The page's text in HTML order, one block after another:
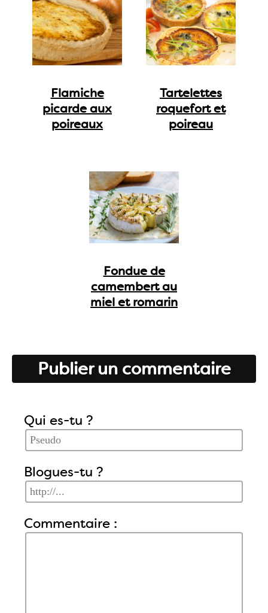
Flamiche
picarde aux
poireaux
Tartelettes
roquefort et
poireau
Fondue de
camembert au
miel et romarin
Publier un commentaire
Qui es-tu ?
Blogues-tu ?
Commentaire :